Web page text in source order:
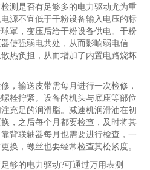
测是否有足够多的电力驱动尤为重
源不宜低于干粉设备输入电压的标
罩，变压后给干粉设备供电。干粉
使强弱电共处，从而影响弱电信
热负担，从而增加了内置电路烧坏
，输送皮带需每月进行一次检修，
栓拧紧。设备的机头与底座等部位
充足的润滑脂。减速机润滑油在初
，之后每个月都要检查，及时将其
背联轴器每月也需要进行检查，一
换，螺丝也要经常检查其松紧度。
够的电力驱动?可通过万用表测